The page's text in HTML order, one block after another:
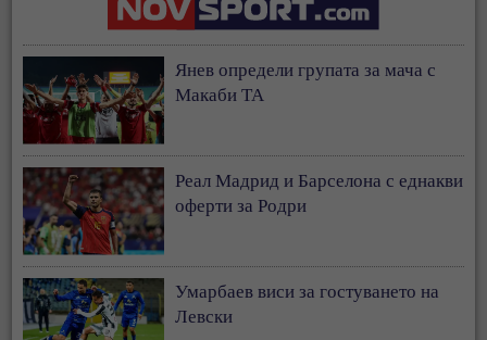
Янев определи групата за мача с
Макаби ТА
Реал Мадрид и Барселона с еднакви
оферти за Родри
Умарбаев виси за гостуването на
Левски